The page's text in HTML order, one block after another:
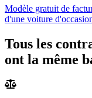
Modèle gratuit de
d'une voiture
Tous les
ont la même